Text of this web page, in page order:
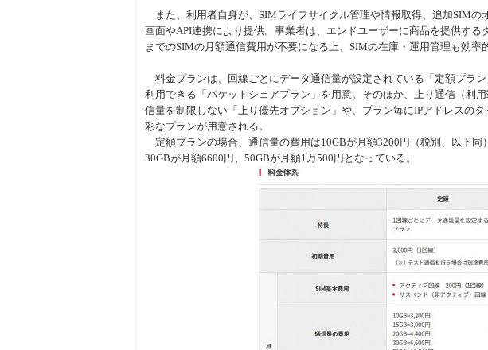
また、利用者自身が、SIMライフサイクル管理や情報取得、追加SIMの
画面やAPI連携により提供。事業者は、エンドユーザーに商品を提供す
までのSIMの月額通信費用が不要になる上、SIMの在庫・運用管理も効率
料金プランは、回線ごとにデータ通信量が設定されている「定額プラ
利用できる「パケットシェアプラン」を用意。そのほか、上り通信（利
信量を制限しない「上り優先オプション」や、プラン毎にIPアドレスの
彩なプランが用意される。
定額プランの場合、通信量の費用は10GBが月額3200円（税別、以下同
30GBが月額6600円、50GBが月額1万500円となっている。